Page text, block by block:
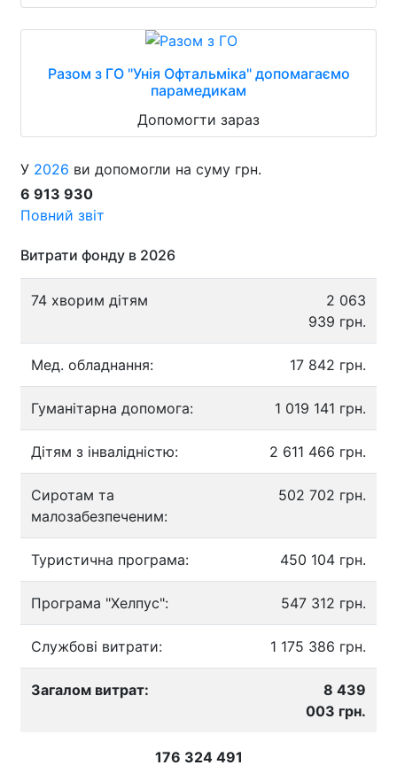
Разом з ГО "Унія Офтальміка" допомагаємо
парамедикам
Допомогти зараз
У 2026 ви допомогли на суму грн.
6 913 930
Повний звіт
Витрати фонду в 2026
74 хворим дітям
2 063
939 грн.
Мед. обладнання: 17 842 грн.
Гуманітарна допомога: 1 019 141 грн.
Дітям з інвалідністю: 2 611 466 грн.
Сиротам та
малозабезпеченим:
502 702 грн.
Туристична програма: 450 104 грн.
Програма "Хелпус": 547 312 грн.
Службові витрати: 1 175 386 грн.
Загалом витрат:
8 439
003 грн.
176 324 491